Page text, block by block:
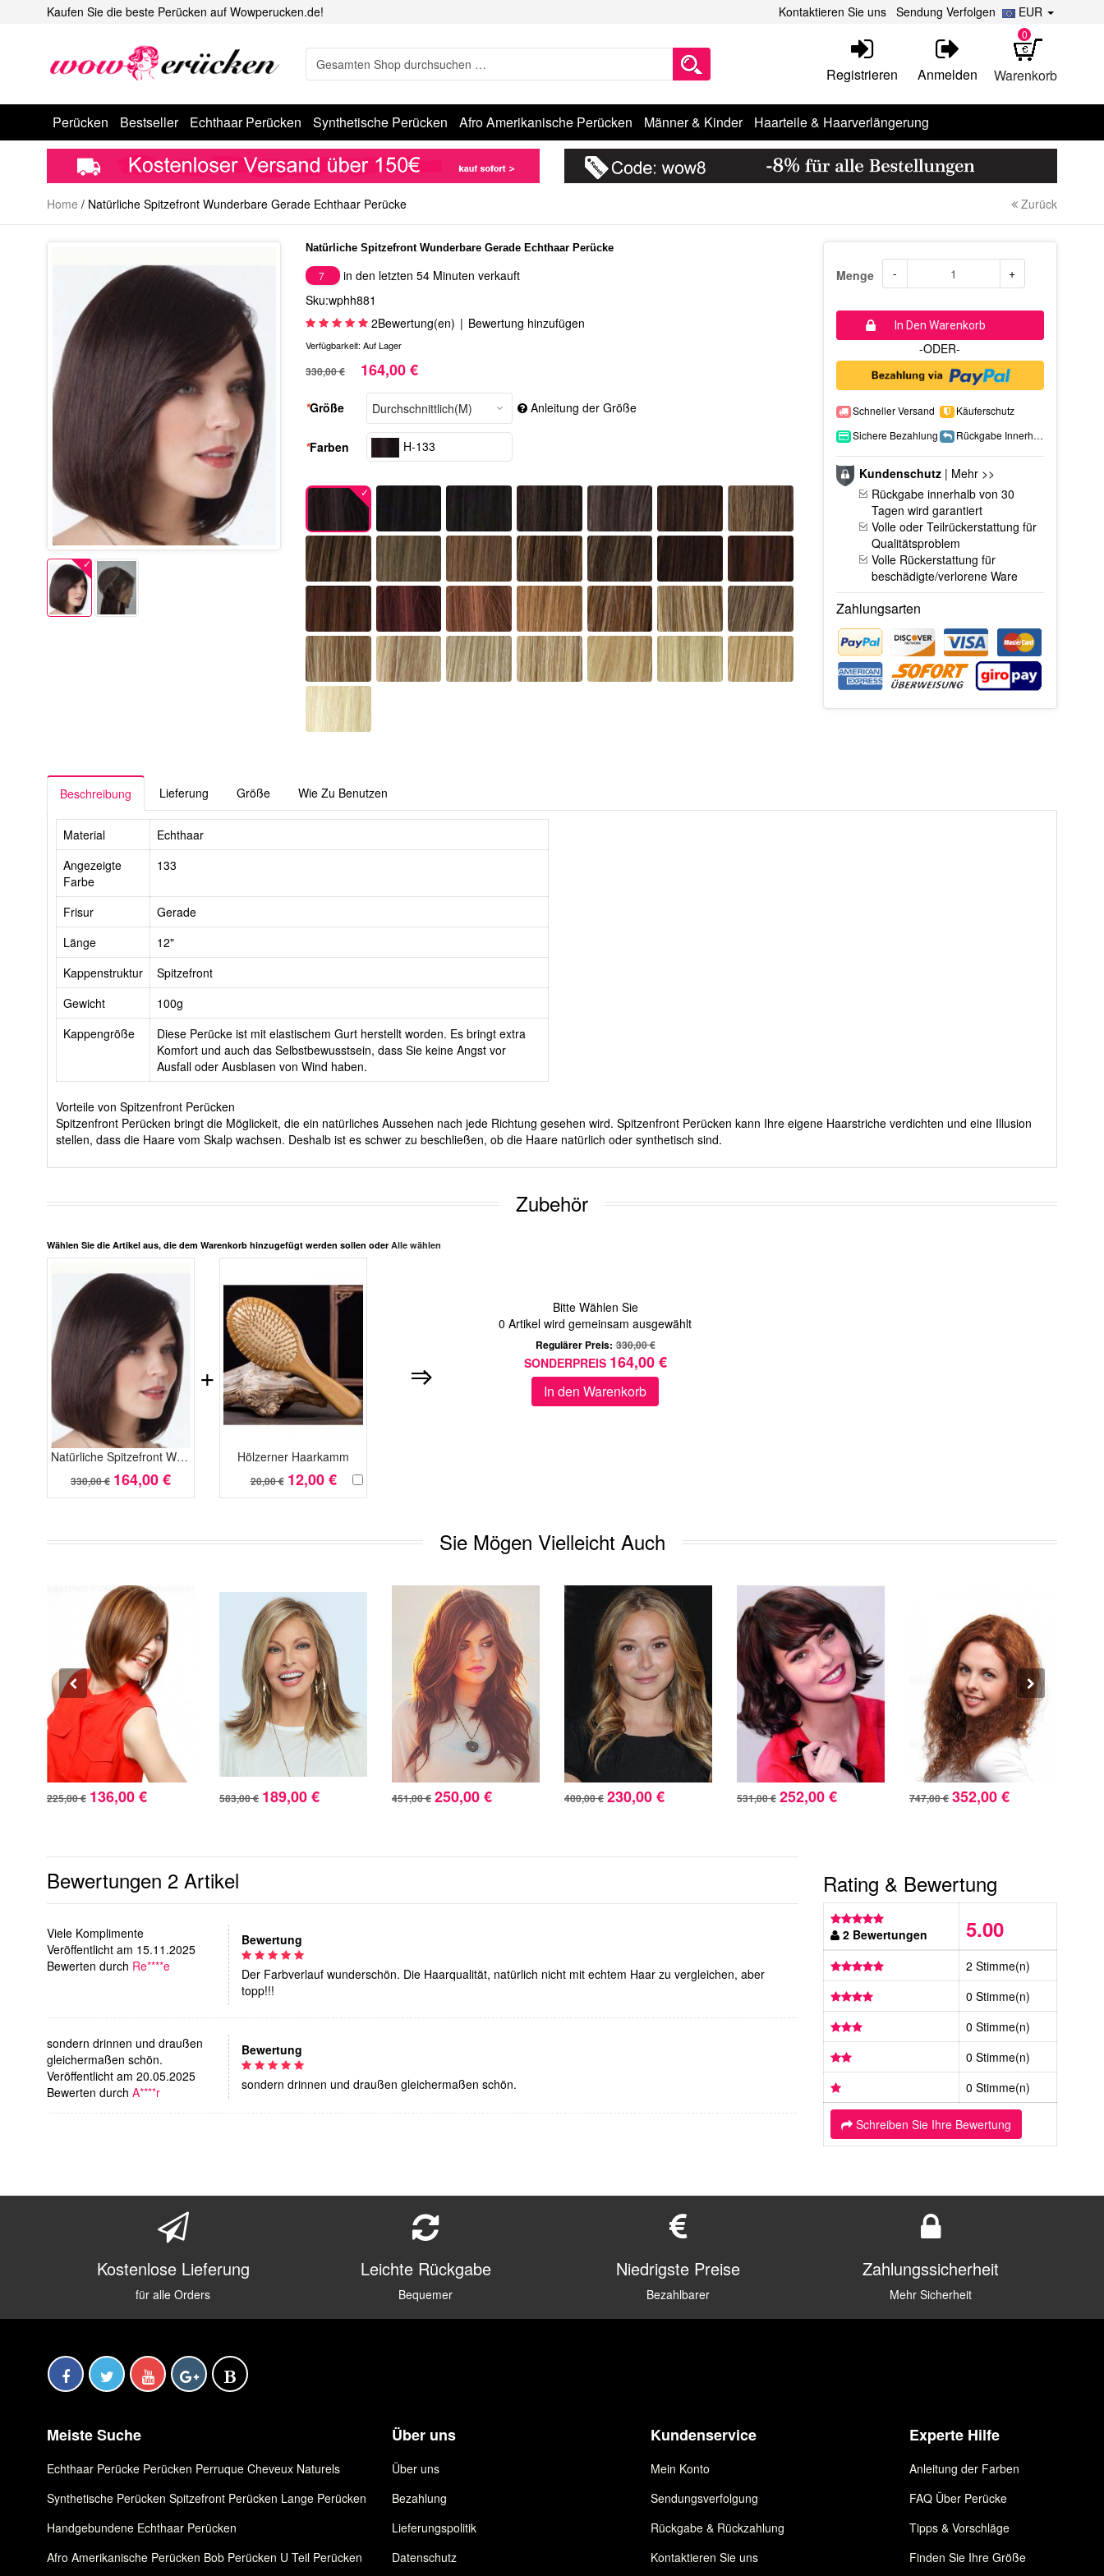
Kaufen Sie die beste Perücken auf Wowperucken.de! EUR
Kontaktieren Sie uns Sendung Verfolgen
Warenkorb
0
Registrieren Anmelden
Perücken Bestseller Echthaar Perücken Synthetische Perücken Afro Amerikanische Perücken Männer & Kinder Haarteile & Haarverlängerung
Home / Natürliche Spitzefront Wunderbare Gerade Echthaar Perücke Zurück
Natürliche Spitzefront Wunderbare Gerade Echthaar Perücke
7
in den letzten 54 Minuten verkauft
Sku:wphh881
2Bewertung(en) | Bewertung hinzufügen
Verfügbarkeit: Auf Lager
330,00 € 164,00 €
*Größe Anleitung der Größe
*Farben H-133
Menge - +
In Den Warenkorb
-ODER-
Schneller Versand
Käuferschutz
Sichere Bezahlung
Rückgabe Innerhalb 15 Tage
Kundenschutz| Mehr >>
Rückgabe innerhalb von 30
Tagen wird garantiert
Volle oder Teilrückerstattung für
Qualitätsproblem
Volle Rückerstattung für
beschädigte/verlorene Ware
Zahlungsarten
Beschreibung Lieferung Größe Wie Zu Benutzen
Material
Echthaar
Angezeigte
Farbe
133
Frisur
Gerade
Länge
12"
Kappenstruktur
Spitzefront
Gewicht
100g
Kappengröße
Diese Perücke ist mit elastischem Gurt herstellt worden. Es bringt extra
Komfort und auch das Selbstbewusstsein, dass Sie keine Angst vor
Ausfall oder Ausblasen von Wind haben.
Vorteile von Spitzenfront Perücken
Spitzenfront Perücken bringt die Möglickeit, die ein natürliches Aussehen nach jede Richtung gesehen wird. Spitzenfront Perücken kann Ihre eigene Haarstriche verdichten und eine Illusion
stellen, dass die Haare vom Skalp wachsen. Deshalb ist es schwer zu beschließen, ob die Haare natürlich oder synthetisch sind.
Zubehör
Wählen Sie die Artikel aus, die dem Warenkorb hinzugefügt werden sollen oder Alle wählen
Natürliche Spitzefront Wunderbare Gerade Echthaar Perücke
330,00 € 164,00 €
Hölzerner Haarkamm
20,00 € 12,00 €
+
Bitte Wählen Sie
0 Artikel wird gemeinsam ausgewählt
Regulärer Preis: 330,00 €
SONDERPREIS 164,00 €
In den Warenkorb
Sie Mögen Vielleicht Auch
225,00 € 136,00 € 583,00 € 189,00 € 451,00 € 250,00 € 400,00 € 230,00 € 531,00 € 252,00 € 747,00 € 352,00 €
Bewertungen 2 Artikel
Viele Komplimente
Veröffentlicht am 15.11.2025
Bewerten durch Re****e
Bewertung
Der Farbverlauf wunderschön. Die Haarqualität, natürlich nicht mit echtem Haar zu vergleichen, aber
topp!!!
sondern drinnen und draußen
gleichermaßen schön.
Veröffentlicht am 20.05.2025
Bewerten durch A****r
Bewertung
sondern drinnen und draußen gleichermaßen schön.
Rating & Bewertung
2 Bewertungen 5.00
2 Stimme(n)
0 Stimme(n)
0 Stimme(n)
0 Stimme(n)
0 Stimme(n)
Schreiben Sie Ihre Bewertung
Kostenlose Lieferung
für alle Orders
Leichte Rückgabe
Bequemer
Niedrigste Preise
Bezahlbarer
Zahlungssicherheit
Mehr Sicherheit
Meiste Suche
Echthaar Perücke Perücken Perruque Cheveux Naturels
Synthetische Perücken Spitzefront Perücken Lange Perücken
Handgebundene Echthaar Perücken
Afro Amerikanische Perücken Bob Perücken U Teil Perücken
Über uns
Über uns
Bezahlung
Lieferungspolitik
Datenschutz
Kundenservice
Mein Konto
Sendungsverfolgung
Rückgabe & Rückzahlung
Kontaktieren Sie uns
Experte Hilfe
Anleitung der Farben
FAQ Über Perücke
Tipps & Vorschläge
Finden Sie Ihre Größe